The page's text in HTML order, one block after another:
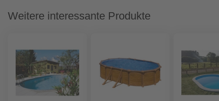
Weitere interessante Produkte